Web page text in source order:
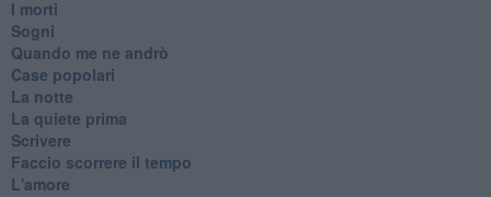
I morti
Sogni
Quando me ne andrò
Case popolari
La notte
La quiete prima
Scrivere
Faccio scorrere il tempo
L'amore